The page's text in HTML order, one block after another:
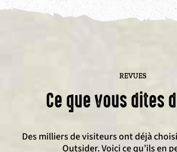
REVUES
Ce que vous dites
Des milliers de visiteurs ont déjà
Outsider. Voici ce qu’ils en